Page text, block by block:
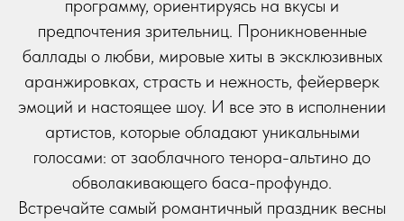
программу, ориентируясь на вкусы и
предпочтения зрительниц. Проникновенные
баллады о любви, мировые хиты в эксклюзивных
аранжировках, страсть и нежность, фейерверк
эмоций и настоящее шоу. И все это в исполнении
артистов, которые обладают уникальными
голосами: от заоблачного тенора-альтино до
обволакивающего баса-профундо.
Встречайте самый романтичный праздник весны